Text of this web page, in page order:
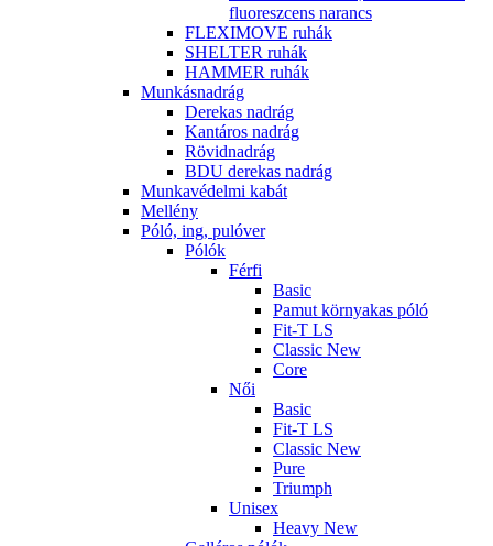
fluoreszcens narancs
FLEXIMOVE ruhák
SHELTER ruhák
HAMMER ruhák
Munkásnadrág
Derekas nadrág
Kantáros nadrág
Rövidnadrág
BDU derekas nadrág
Munkavédelmi kabát
Mellény
Póló, ing, pulóver
Pólók
Férfi
Basic
Pamut környakas póló
Fit-T LS
Classic New
Core
Női
Basic
Fit-T LS
Classic New
Pure
Triumph
Unisex
Heavy New